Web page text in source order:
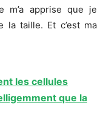
m’a apprise que je
la taille. Et c’est ma
les cellules
que la